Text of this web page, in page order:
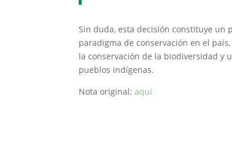
Sin duda, esta decisión constituye
paradigma de conservación en el
la conservación de la biodiversidad y
pueblos indígenas.
Nota original:aquí